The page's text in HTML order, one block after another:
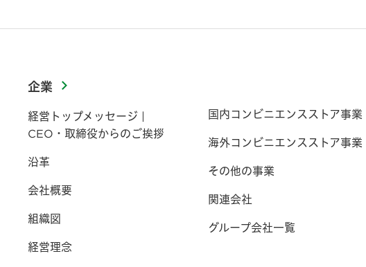
企業
経営トップメッセージ |
CEO・取締役からのご挨拶
沿革
会社概要
組織図
経営理念
国内コンビニエンスストア事業
海外コンビニエンスストア事業
その他の事業
関連会社
グループ会社一覧